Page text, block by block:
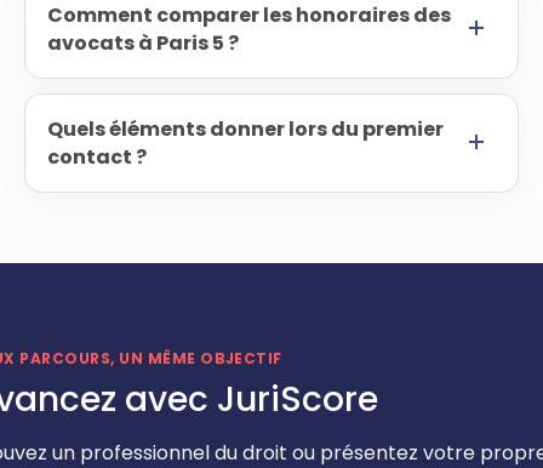
Comment comparer les honoraires des
avocats à Paris 5 ?
Quels éléments donner lors du premier
contact ?
PARCOURS, UN MÊME OBJECTIF
avec JuriScore
un professionnel du droit ou présentez votre